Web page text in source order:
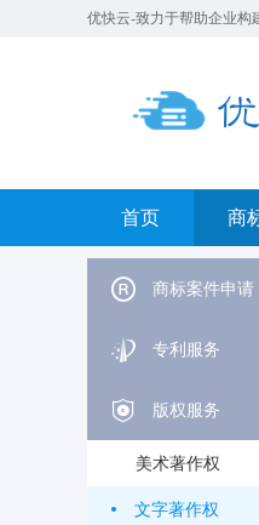
优快云-致力于帮助企业构
首页 商
商标案件申请
专利服务
版权服务
美术著作权
文字著作权